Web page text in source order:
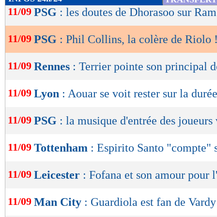
de
OK
11/09 PSG : les doutes de Dhorasoo sur
11/09 PSG : Phil Collins, la colère de Riolo
11/09 Rennes : Terrier pointe son principal
11/09 Lyon : Aouar se voit rester sur la durée
11/09 PSG : la musique d'entrée des joueurs
11/09 Tottenham : Espirito Santo "compte"
11/09 Leicester : Fofana et son amour pour
11/09 Man City : Guardiola est fan de Vardy